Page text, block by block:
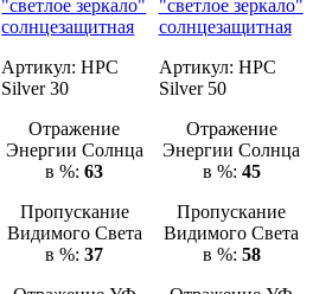
"светлое зеркало"
солнцезащитная
Артикул:HPC
Silver 30
Отражение
Энергии Солнца
в %:63
Пропускание
Видимого Света
в %:37
"светлое зеркало"
солнцезащитная
Артикул: HPC
Silver 50
Отражение
Энергии Солнца
в %: 45
Пропускание
Видимого Света
в %: 58